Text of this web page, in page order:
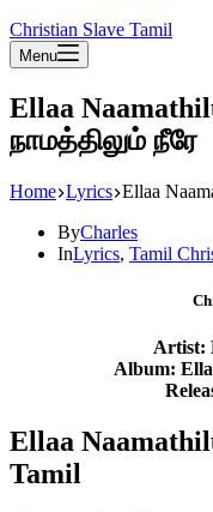
Christian Slave Tamil
Menu
Ellaa
நாமத்திலும் நீரே
Home Lyrics Ellaa
ByCharles
InLyrics, Tamil
Artist:
Album:
Ellaa
Tamil